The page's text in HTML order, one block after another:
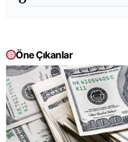
Öne Çıkanlar